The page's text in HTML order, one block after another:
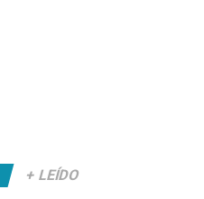
+ LEÍDO